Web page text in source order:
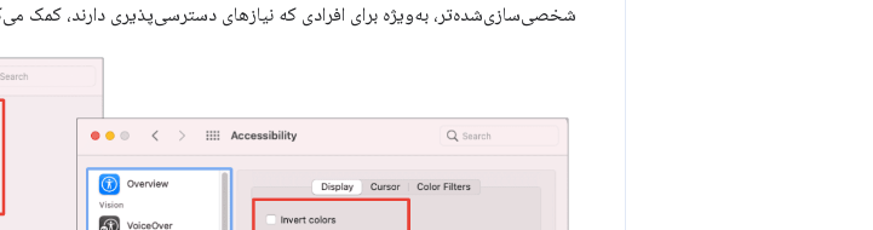
شخصی‌سازی‌شده‌تر، به‌ویژه برای افرادی که نیازهای دسترسی‌پذیری دارند، کمک